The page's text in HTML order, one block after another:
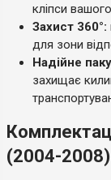
кліпси
Захист 360°:
для зони
Надійне
захищає
(2004-2008)